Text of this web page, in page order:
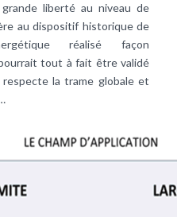
liberté au niveau de
au dispositif historique de
réalisé façon
tout à fait être validé
la trame globale et